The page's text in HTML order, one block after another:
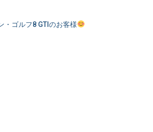
・ゴルフ8 GTIのお客様